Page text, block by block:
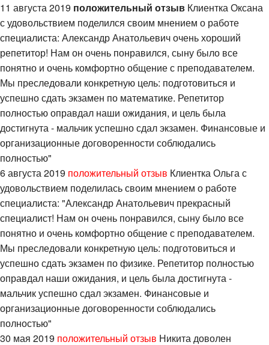
11 августа 2019 положительный отзыв Клиентка Оксана
с удовольствием поделился своим мнением о работе
специалиста: Александр Анатольевич очень хороший
репетитор! Нам он очень понравился, сыну было все
понятно и очень комфортно общение с преподавателем.
Мы преследовали конкретную цель: подготовиться и
успешно сдать экзамен по математике. Репетитор
полностью оправдал наши ожидания, и цель была
достигнута - мальчик успешно сдал экзамен. Финансовые и
организационные договоренности соблюдались
полностью"
6 августа 2019 положительный отзыв Клиентка Ольга с
удовольствием поделилась своим мнением о работе
специалиста: "Александр Анатольевич прекрасный
специалист! Нам он очень понравился, сыну было все
понятно и очень комфортно общение с преподавателем.
Мы преследовали конкретную цель: подготовиться и
успешно сдать экзамен по физике. Репетитор полностью
оправдал наши ожидания, и цель была достигнута -
мальчик успешно сдал экзамен. Финансовые и
организационные договоренности соблюдались
полностью"
30 мая 2019 положительный отзыв Никита доволен